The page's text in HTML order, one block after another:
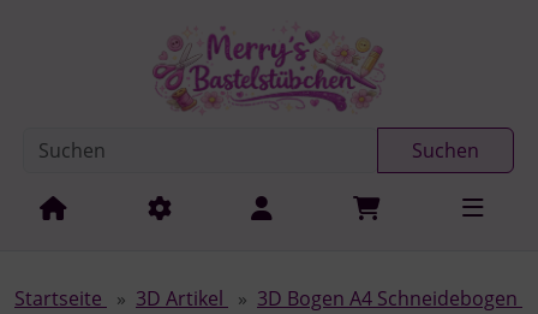
Springe zur Navigation
Suchen
Startseite 3D Artikel
3D Bogen A4 Schneidebogen